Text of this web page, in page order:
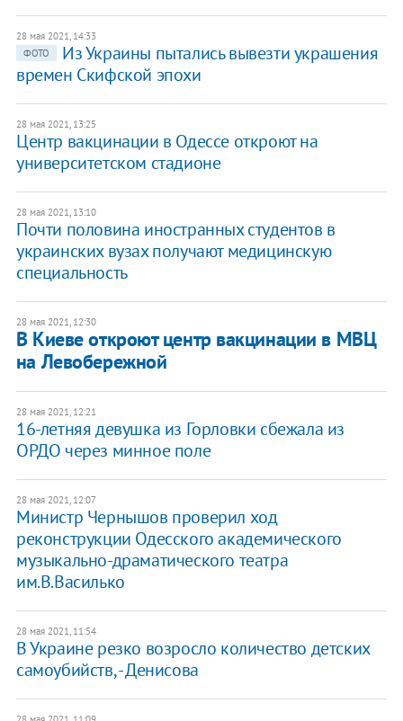
28 мая 2021, 14:33
ФОТО
Из Украины пытались вывезти украшения
времен Скифской эпохи
28 мая 2021, 13:25
Центр вакцинации в Одессе откроют на
университетском стадионе
28 мая 2021, 13:10
Почти половина иностранных студентов в
украинских вузах получают медицинскую
специальность
28 мая 2021, 12:30
В Киеве откроют центр вакцинации в МВЦ
на Левобережной
28 мая 2021, 12:21
16-летняя девушка из Горловки сбежала из
ОРДО через минное поле
28 мая 2021, 12:07
Министр Чернышов проверил ход
реконструкции Одесского академического
музыкально-драматического театра
им.В.Василько
28 мая 2021, 11:54
В Украине резко возросло количество детских
самоубийств, - Денисова